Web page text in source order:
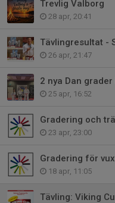
Trevlig Valborg
28 apr, 20:41
Tävlingresultat -
26 apr, 21:47
2 nya Dan
25 apr, 16:52
23 apr, 23:00
Gradering för
18 apr, 11:05
Tävling: Viking